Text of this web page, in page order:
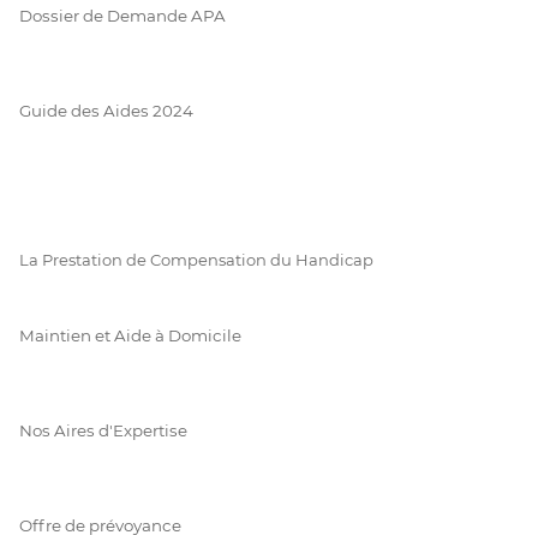
Dossier de Demande APA
Guide des Aides 2024
La Prestation de Compensation du Handicap
Maintien et Aide à Domicile
Nos Aires d'Expertise
Offre de prévoyance